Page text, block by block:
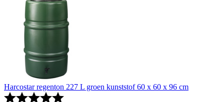
Harcostar regenton 227 L groen kunststof 60 x 60 x 96 cm